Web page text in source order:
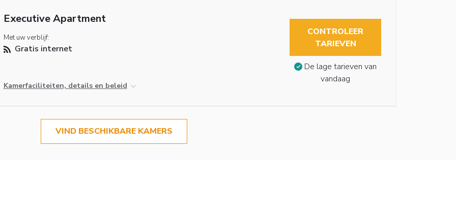
Executive Apartment
Met uw verblijf:
Gratis internet
Kamerfaciliteiten, details en beleid
CONTROLEER
TARIEVEN
De lage tarieven van
vandaag
VIND BESCHIKBARE KAMERS